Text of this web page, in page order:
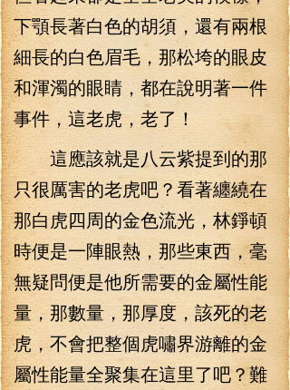
下顎長著白色的胡須，還有兩根
細長的白色眉毛，那松垮的眼皮
和渾濁的眼睛，都在說明著一件
事件，這老虎，老了！
這應該就是八云紫提到的那
只很厲害的老虎吧？看著纏繞在
那白虎四周的金色流光，林錚頓
時便是一陣眼熱，那些東西，毫
無疑問便是他所需要的金屬性能
量，那數量，那厚度，該死的老
虎，不會把整個虎嘯界游離的金
屬性能量全聚集在這里了吧？難